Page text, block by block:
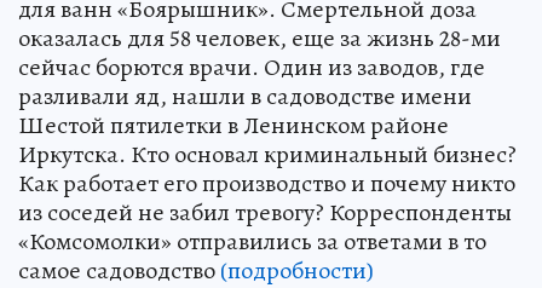
для ванн «Боярышник». Смертельной доза
оказалась для 58 человек, еще за жизнь 28-ми
сейчас борются врачи. Один из заводов, где
разливали яд, нашли в садоводстве имени
Шестой пятилетки в Ленинском районе
Иркутска. Кто основал криминальный бизнес?
Как работает его производство и почему никто
из соседей не забил тревогу? Корреспонденты
«Комсомолки» отправились за ответами в то
самое садоводство(подробности)